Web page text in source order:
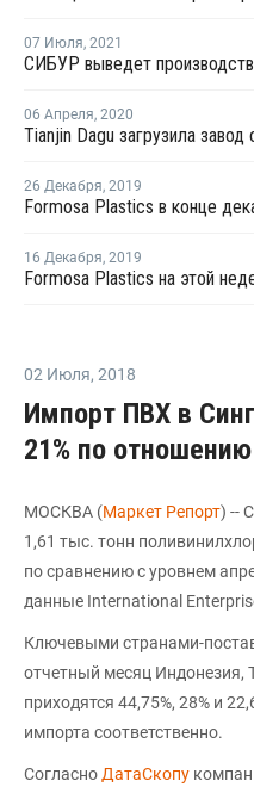
07 Июля, 2021
06 Апреля, 2020
26 Декабря, 2019
16 Декабря, 2019
02 Июля, 2018
Импорт ПВХ в
21% по
МОСКВА (Маркет Репорт) --
1,61 тыс. тонн
по сравнению с уровнем
данные International
Ключевыми странами-
отчетный месяц Индонезия,
приходятся 44,75%, 28% и
импорта соответственно.
Согласно ДатаСкопу